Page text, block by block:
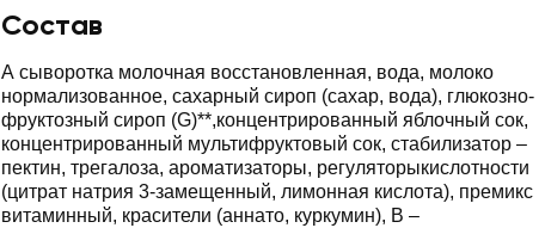
Состав
А сыворотка молочная восстановленная, вода, молоко
нормализованное, сахарный сироп (сахар, вода), глюкозно-
фруктозный сироп (G)**,концентрированный яблочный сок,
концентрированный мультифруктовый сок, стабилизатор –
пектин, трегалоза, ароматизаторы, регуляторыкислотности
(цитрат натрия 3-замещенный, лимонная кислота), премикс
витаминный, красители (аннато, куркумин), В –